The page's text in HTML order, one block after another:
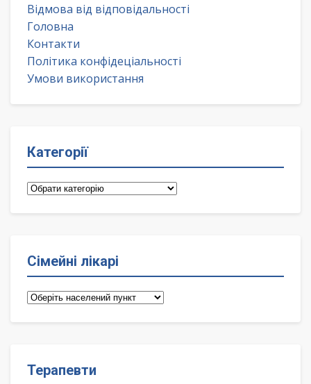
Відмова від відповідальності
Головна
Контакти
Політика конфідеціальності
Умови використання
Категорії
Категорії
Сімейні лікарі
Сімейні
Терапевти